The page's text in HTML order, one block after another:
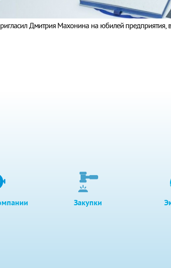
Дмитрия Махонина на юбилей предприятия,
Закупки